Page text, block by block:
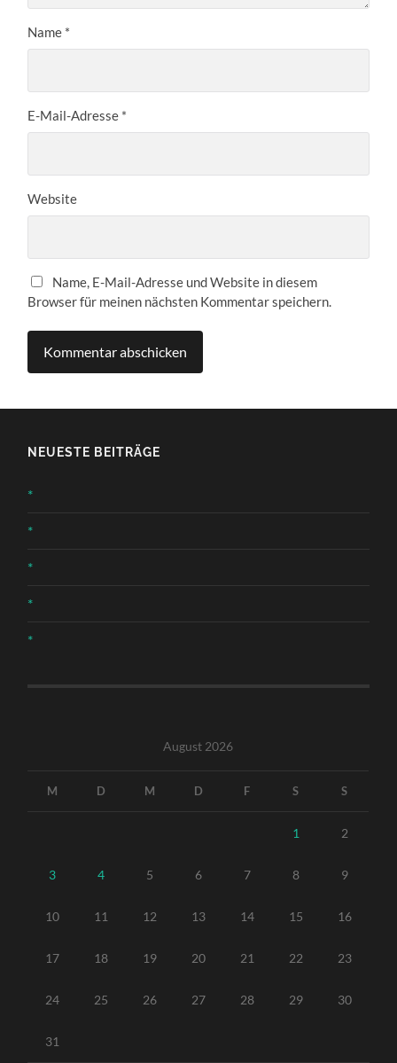
Name *
E-Mail-Adresse *
Website
Name, E-Mail-Adresse und Website in diesem
Browser für meinen nächsten Kommentar speichern.
NEUESTE BEITRÄGE
*
*
*
*
*
August 2026
M D M D F S S
1 2
3 4 5 6 7 8 9
10 11 12 13 14 15 16
17 18 19 20 21 22 23
24 25 26 27 28 29 30
31